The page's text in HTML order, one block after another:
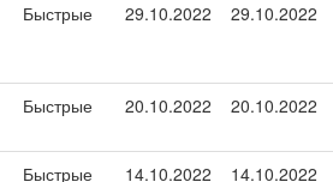
Быстрые 29.10.2022 29.10.2022
Быстрые 20.10.2022 20.10.2022
Быстрые 14.10.2022 14.10.2022